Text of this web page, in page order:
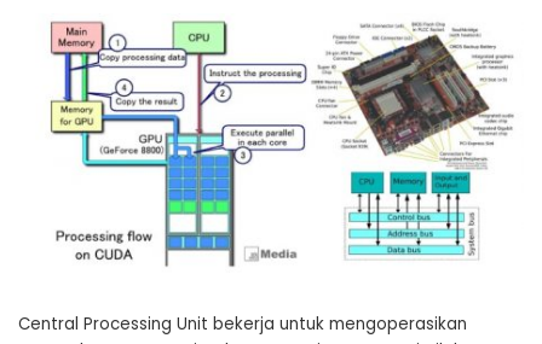
Central Processing Unit bekerja untuk mengoperasikan